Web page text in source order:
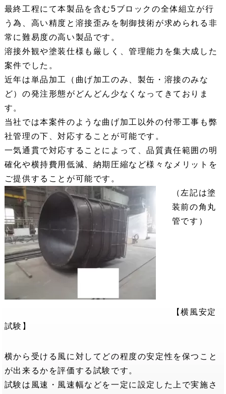
最終工程にて本製品を含む5ブロックの全体組立が行
う為、高い精度と溶接歪みを制御技術が求められる非
常に難易度の高い製品です。
溶接外観や塗装仕様も厳しく、管理能力を集大成した
案件でした。
近年は単品加工（曲げ加工のみ、製缶・溶接のみな
ど）の発注形態がどんどん少なくなってきておりま
す。
当社では本案件のような曲げ加工以外の付帯工事も弊
社管理の下、対応することが可能です。
一気通貫で対応することによって、品質責任範囲の明
確化や横持費用低減、納期圧縮など様々なメリットを
ご提供することが可能です。
（左記は塗
装前の角丸
管です）
【横風安定
試験】
横から受ける風に対してどの程度の安定性を保つこと
が出来るかを評価する試験です。
試験は風速・風速幅などを一定に設定した上で実施さ